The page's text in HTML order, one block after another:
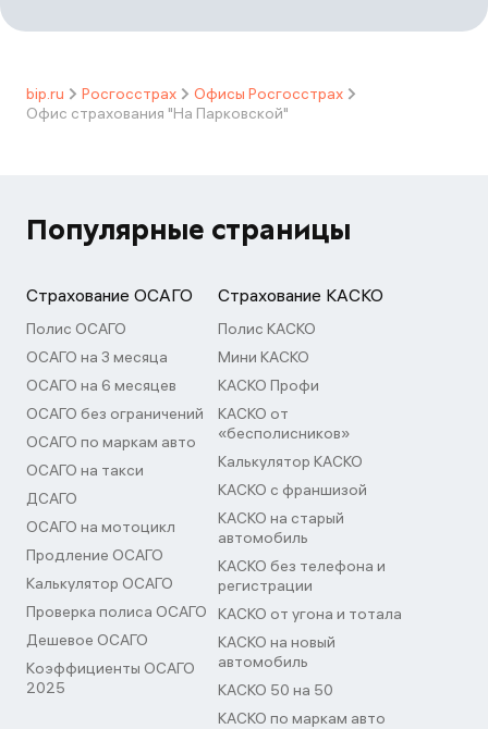
bip.ru Росгосстрах
Офисы Росгосстрах
Офис страхования "На Парковской"
Популярные страницы
Страхование ОСАГО
Полис ОСАГО
ОСАГО на 3 месяца
ОСАГО на 6 месяцев
ОСАГО без ограничений
ОСАГО по маркам авто
ОСАГО на такси
ДСАГО
ОСАГО на мотоцикл
Продление ОСАГО
Калькулятор ОСАГО
Проверка полиса ОСАГО
Дешевое ОСАГО
Коэффициенты ОСАГО
2025
Страхование КАСКО
Полис КАСКО
Мини КАСКО
КАСКО Профи
КАСКО от
«бесполисников»
Калькулятор КАСКО
КАСКО с франшизой
КАСКО на старый
автомобиль
КАСКО без телефона и
регистрации
КАСКО от угона и тотала
КАСКО на новый
автомобиль
КАСКО 50 на 50
КАСКО по маркам авто